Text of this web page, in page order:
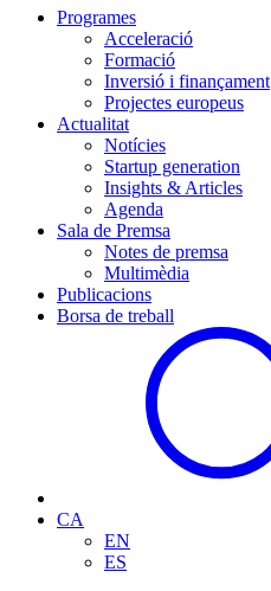
Programes
Acceleració
Formació
Inversió i finançament
Projectes europeus
Actualitat
Notícies
Startup generation
Insights & Articles
Agenda
Sala de Premsa
Notes de premsa
Multimèdia
Publicacions
Borsa de treball
CA
EN
ES